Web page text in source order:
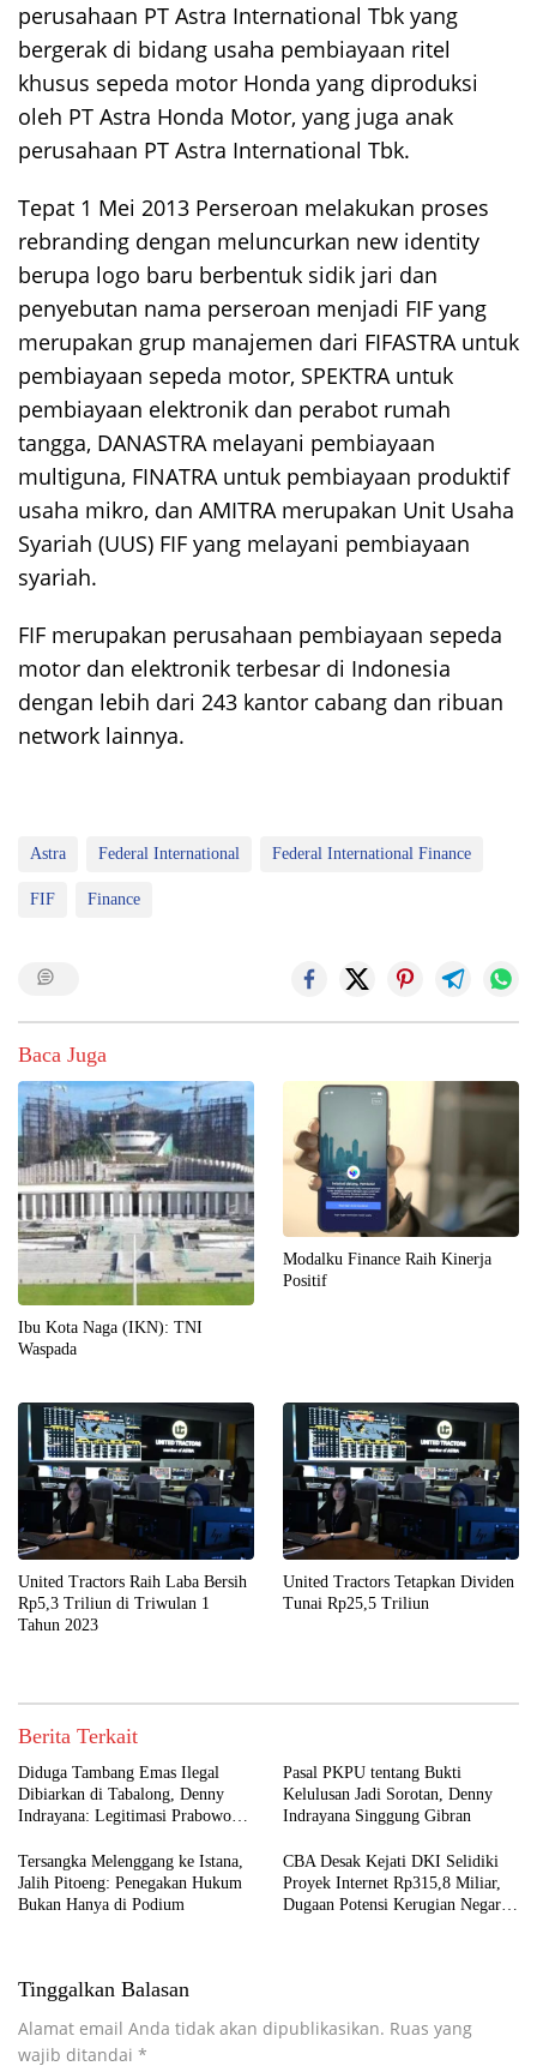
perusahaan PT Astra International Tbk yang
bergerak di bidang usaha pembiayaan ritel
khusus sepeda motor Honda yang diproduksi
oleh PT Astra Honda Motor, yang juga anak
perusahaan PT Astra International Tbk.
Tepat 1 Mei 2013 Perseroan melakukan proses
rebranding dengan meluncurkan new identity
berupa logo baru berbentuk sidik jari dan
penyebutan nama perseroan menjadi FIF yang
merupakan grup manajemen dari FIFASTRA untuk
pembiayaan sepeda motor, SPEKTRA untuk
pembiayaan elektronik dan perabot rumah
tangga, DANASTRA melayani pembiayaan
multiguna, FINATRA untuk pembiayaan produktif
usaha mikro, dan AMITRA merupakan Unit Usaha
Syariah (UUS) FIF yang melayani pembiayaan
syariah.
FIF merupakan perusahaan pembiayaan sepeda
motor dan elektronik terbesar di Indonesia
dengan lebih dari 243 kantor cabang dan ribuan
network lainnya.
Astra Federal International Federal International Finance
FIF Finance
Baca Juga
Ibu Kota Naga (IKN): TNI
Waspada
Modalku Finance Raih Kinerja
Positif
United Tractors Raih Laba Bersih
Rp5,3 Triliun di Triwulan 1
Tahun 2023
United Tractors Tetapkan Dividen
Tunai Rp25,5 Triliun
Berita Terkait
Diduga Tambang Emas Ilegal
Dibiarkan di Tabalong, Denny
Indrayana: Legitimasi Prabowo
Pasal PKPU tentang Bukti
Kelulusan Jadi Sorotan, Denny
Indrayana Singgung Gibran
Tersangka Melenggang ke Istana,
Jalih Pitoeng: Penegakan Hukum
Bukan Hanya di Podium
CBA Desak Kejati DKI Selidiki
Proyek Internet Rp315,8 Miliar,
Dugaan Potensi Kerugian Negara
Tinggalkan Balasan
Alamat email Anda tidak akan dipublikasikan. Ruas yang
wajib ditandai *